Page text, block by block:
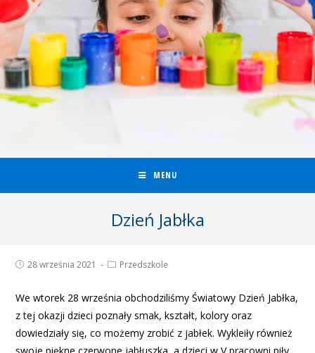
MENU
Dzień Jabłka
28 września 2021 Przedszkole
We wtorek 28 września obchodziliśmy Światowy Dzień Jabłka,
z tej okazji dzieci poznały smak, kształt, kolory oraz
dowiedziały się, co możemy zrobić z jabłek. Wykleiły również